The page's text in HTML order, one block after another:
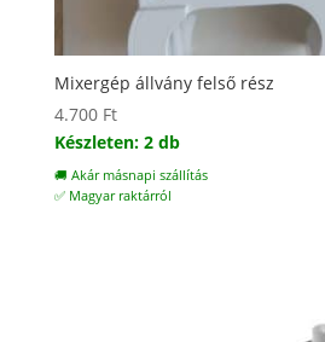
Mixergép állvány felső rész
4.700 Ft
Készleten: 2 db
🚚 Akár másnapi szállítás
✅ Magyar raktárról